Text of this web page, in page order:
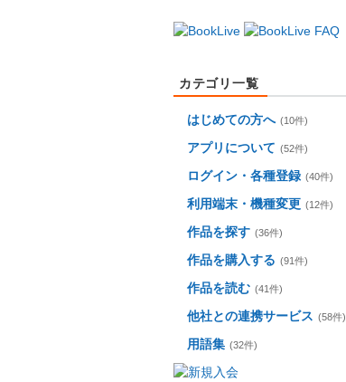
カテゴリ一覧
はじめての方へ (10件)
アプリについて (52件)
ログイン・各種登録 (40件)
利用端末・機種変更 (12件)
作品を探す (36件)
作品を購入する (91件)
作品を読む (41件)
他社との連携サービス (58件)
用語集 (32件)